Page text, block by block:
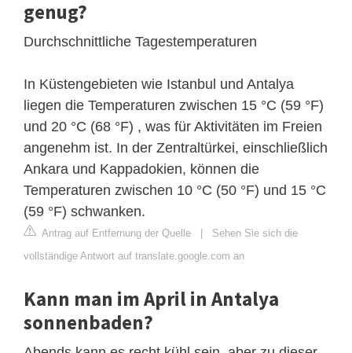
genug?
Durchschnittliche Tagestemperaturen
In Küstengebieten wie Istanbul und Antalya
liegen die Temperaturen zwischen 15 °C (59 °F)
und 20 °C (68 °F) , was für Aktivitäten im Freien
angenehm ist. In der Zentraltürkei, einschließlich
Ankara und Kappadokien, können die
Temperaturen zwischen 10 °C (50 °F) und 15 °C
(59 °F) schwanken.
Antrag auf Entfernung der Quelle | Sehen Sie sich die
vollständige Antwort auf translate.google.com an
Kann man im April in Antalya
sonnenbaden?